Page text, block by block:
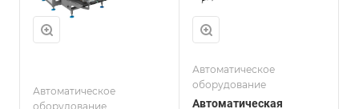
Автоматическое
оборудование
упаковки
Плёнка
видов
Автоматическое
оборудование
Автоматическая